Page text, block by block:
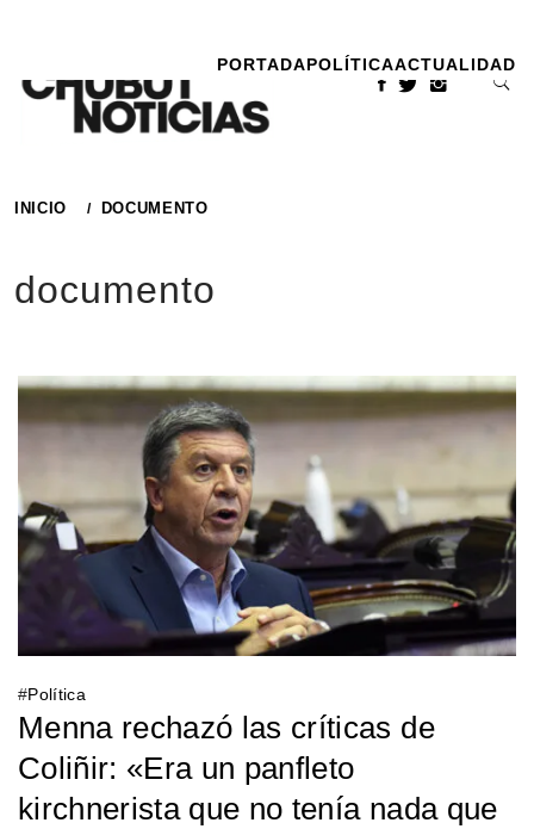
contenido
PORTADAPOLÍTICAACTUALIDAD
INICIO DOCUMENTO
documento
#Política
Menna rechazó las críticas de
Coliñir: «Era un panfleto
kirchnerista que no tenía nada que